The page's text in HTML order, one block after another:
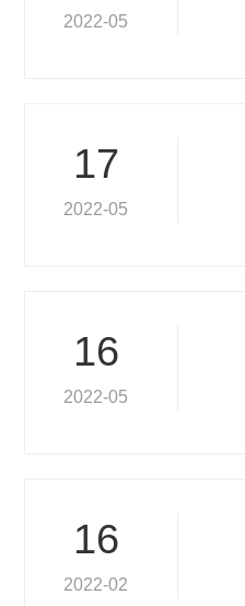
2022-05
17
2022-05
16
2022-05
16
2022-02